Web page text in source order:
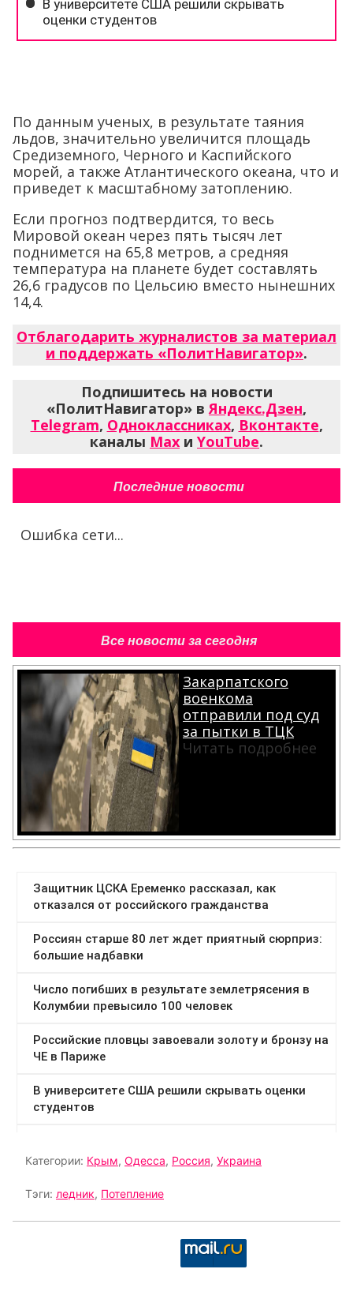
По данным ученых, в результате таяния
льдов, значительно увеличится площадь
Средиземного, Черного и Каспийского
морей, а также Атлантического океана, что и
приведет к масштабному затоплению.
Если прогноз подтвердится, то весь
Мировой океан через пять тысяч лет
поднимется на 65,8 метров, а средняя
температура на планете будет составлять
26,6 градусов по Цельсию вместо нынешних
14,4.
Отблагодарить журналистов за материал
и поддержать «ПолитНавигатор».
Подпишитесь на новости
«ПолитНавигатор» вЯндекс.Дзен,
Telegram, Одноклассниках, Вконтакте,
каналы Max и YouTube.
Последние новости
Ошибка сети...
Все новости за сегодня
Закарпатского
военкома
отправили под суд
за пытки в ТЦК
Читать подробнее
Категории: Крым, Одесса, Россия, Украина
Тэги: ледник, Потепление